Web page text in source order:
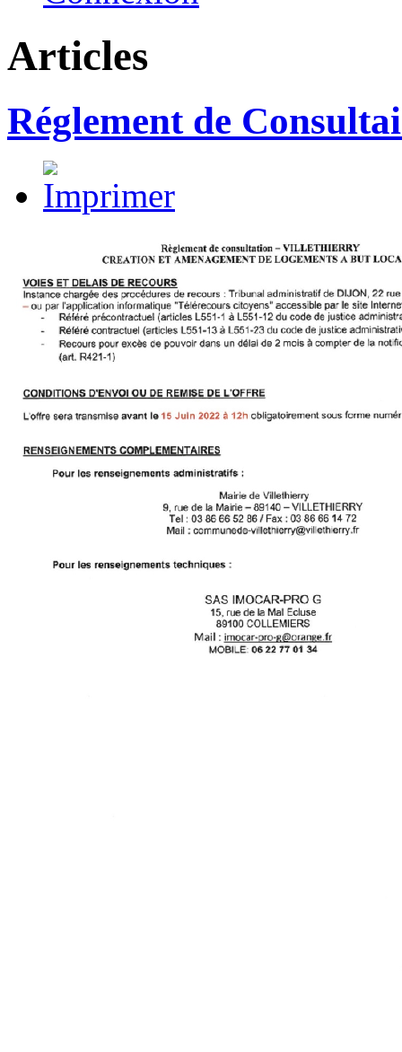
Articles
Réglement de